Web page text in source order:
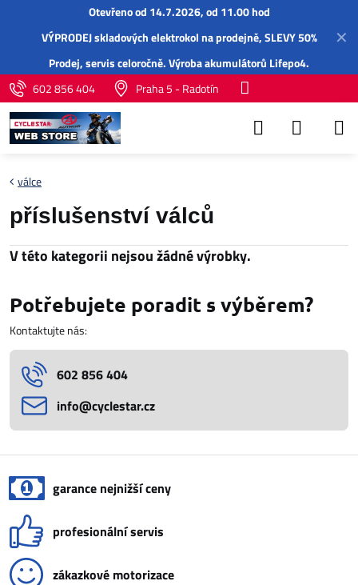
✕
Otevřeno od 14.7.2026, od 11.00 hod
VÝPRODEJ skladových elektrokol na prodejně, SLEVY 50%
Prodej,servisceloročně.Výroba akumulátorů Lifepo4.
602 856 404
Praha 5 - Radotín
válce
příslušenství válců
Potřebujete poradit s výběrem?
Kontaktujte nás:
602 856 404
info​@cyclestar​.cz
garance nejnižší ceny
profesionální servis
zákazkové motorizace